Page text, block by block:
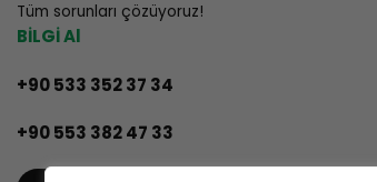
Tüm sorunları çözüyoruz!
BİLGİ Al
+90 533 352 37 34
+90 553 382 47 33